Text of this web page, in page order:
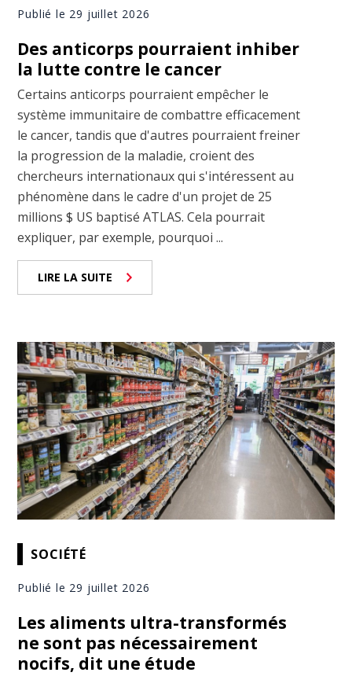
Publié le 29 juillet 2026
Des anticorps pourraient inhiber
la lutte contre le cancer
Certains anticorps pourraient empêcher le
système immunitaire de combattre efficacement
le cancer, tandis que d'autres pourraient freiner
la progression de la maladie, croient des
chercheurs internationaux qui s'intéressent au
phénomène dans le cadre d'un projet de 25
millions $ US baptisé ATLAS. Cela pourrait
expliquer, par exemple, pourquoi ...
LIRE LA SUITE
SOCIÉTÉ
Publié le 29 juillet 2026
Les aliments ultra-transformés
ne sont pas nécessairement
nocifs, dit une étude